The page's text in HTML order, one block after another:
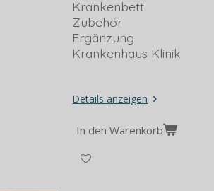
Krankenbett
Zubehör
Ergänzung
Krankenhaus Klinik
Details anzeigen
In den Warenkorb